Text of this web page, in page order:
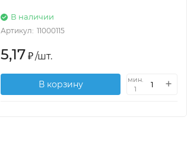
В наличии
Артикул: 11000115
5,17 ₽/шт.
В корзину
мин.
1